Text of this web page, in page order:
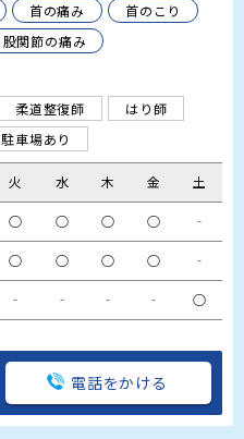
首の痛み
首のこり
股関節の痛み
柔道整復師
はり師
駐車場あり
火 水 木 金 土
○ ○ ○ ○ ‐
○ ○ ○ ○ ‐
‐ ‐ ‐ ‐ ○
電話をかける